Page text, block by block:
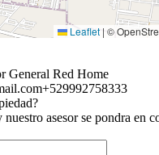
Leaflet | ©
General Red Home
+529992758333
asesor se pondra en